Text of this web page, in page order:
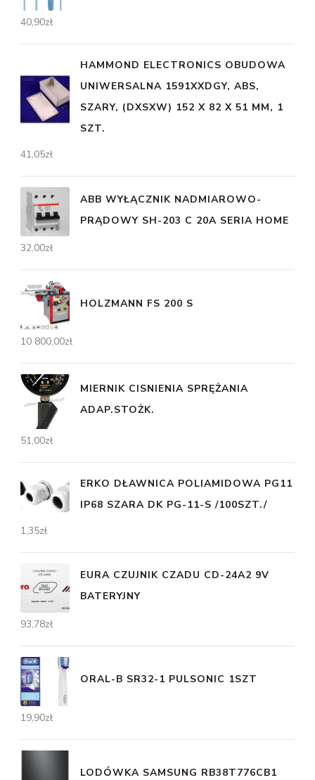
40,90zł
HAMMOND ELECTRONICS OBUDOWA
UNIWERSALNA 1591XXDGY, ABS,
SZARY, (DXSXW) 152 X 82 X 51 MM, 1
SZT.
41,05zł
ABB WYŁĄCZNIK NADMIAROWO-
PRĄDOWY SH-203 C 20A SERIA HOME
32,00zł
HOLZMANN FS 200 S
10 800,00zł
MIERNIK CISNIENIA SPRĘŻANIA
ADAP.STOŻK.
51,00zł
ERKO DŁAWNICA POLIAMIDOWA PG11
IP68 SZARA DK PG-11-S /100SZT./
1,35zł
EURA CZUJNIK CZADU CD-24A2 9V
BATERYJNY
93,78zł
ORAL-B SR32-1 PULSONIC 1SZT
19,90zł
LODÓWKA SAMSUNG RB38T776CB1